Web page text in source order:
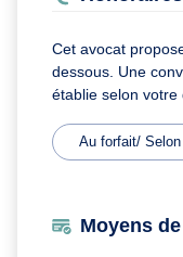
Cet avocat
dessous. Une
établie selon votre
Au forfait/
Moyens